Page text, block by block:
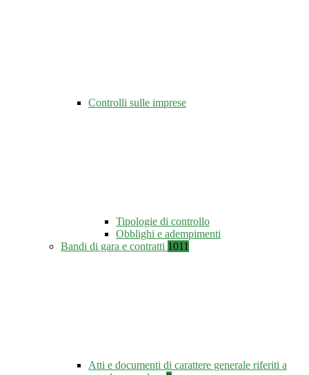
Controlli sulle imprese
Tipologie di controllo
Obblighi e adempimenti
Bandi di gara e contratti 1011
Atti e documenti di carattere generale riferiti a